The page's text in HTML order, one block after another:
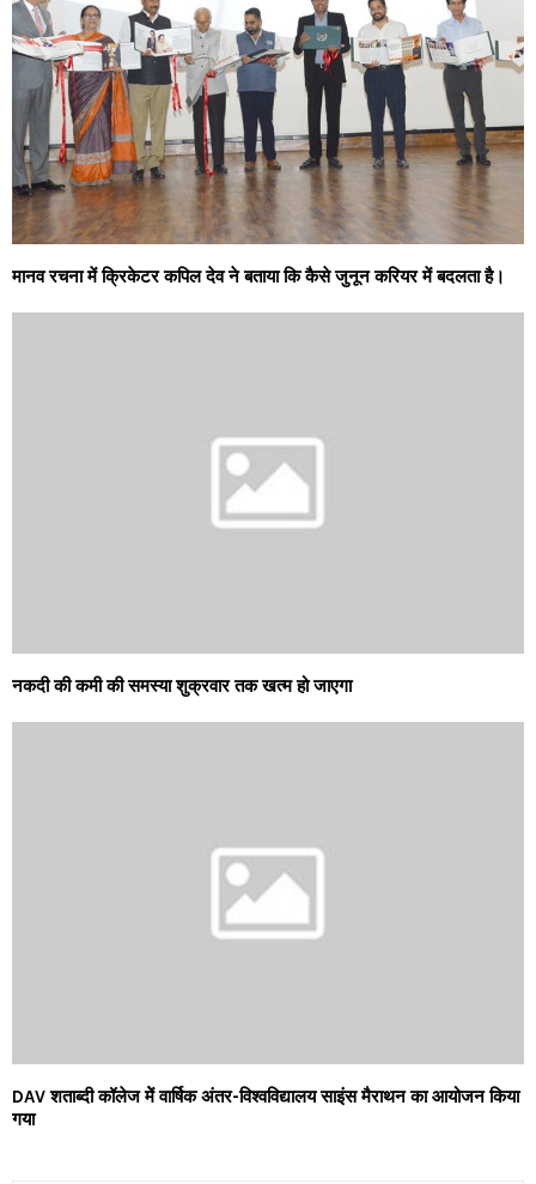
मानव रचना में क्रिकेटर कपिल देव ने बताया कि कैसे जुनून करियर में बदलता है।
नकदी की कमी की समस्या शुक्रवार तक खत्म हो जाएगा
DAV शताब्दी कॉलेज मेें वार्षिक अंतर-विश्वविद्यालय साइंस मैराथन का आयोजन किया
गया